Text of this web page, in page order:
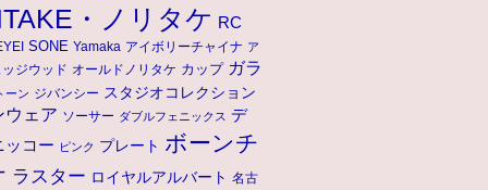
・ノリタケ RC
SONE Yamaka アイボリーチャイナ ア
ッジウッド オールドノリタケ カップ ガラ
ーン ジバンシー スタジオコレクション
ウェア ソーサー ダブルフェニックス デ
ッコー ピンク プレート ボーンチ
ラスター ロイヤルアルバート 名古